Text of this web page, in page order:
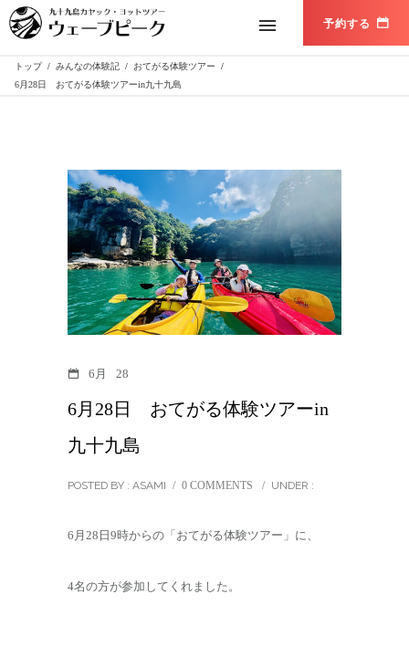
トップ / みんなの体験記 / おてがる体験ツアー
/
6月28日 おてがる体験ツアーin九十九島
6月 28
6月28日 おてがる体験ツアーin
九十九島
POSTED BY : ASAMI / 0 COMMENTS / UNDER :
6月28日9時からの「おてがる体験ツアー」に、
4名の方が参加してくれました。